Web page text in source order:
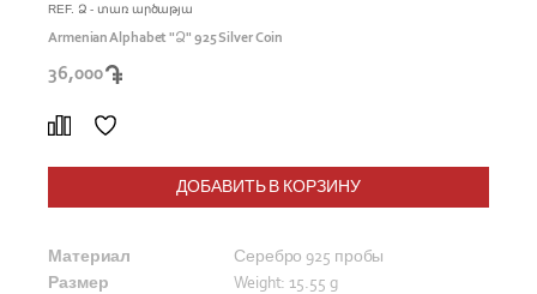
REF. Ձ - տառ արծաթյա
Armenian Alphabet "Ձ" 925 Silver Coin
36,000
ДОБАВИТЬ В КОРЗИНУ
Материал
Серебро 925 пробы
Размер
Weight: 15.55 g